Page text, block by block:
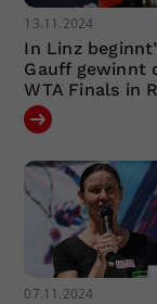
13.11.2024
In Linz
Gauff gewinnt
WTA Finals in
07.11.2024